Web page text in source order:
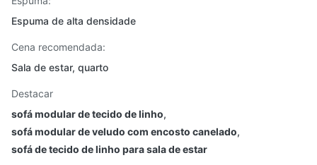
Espuma de alta densidade
Cena recomendada:
Sala de estar, quarto
Destacar
sofá modular de tecido de linho,
sofá modular de veludo com encosto canelado,
sofá de tecido de linho para sala de estar